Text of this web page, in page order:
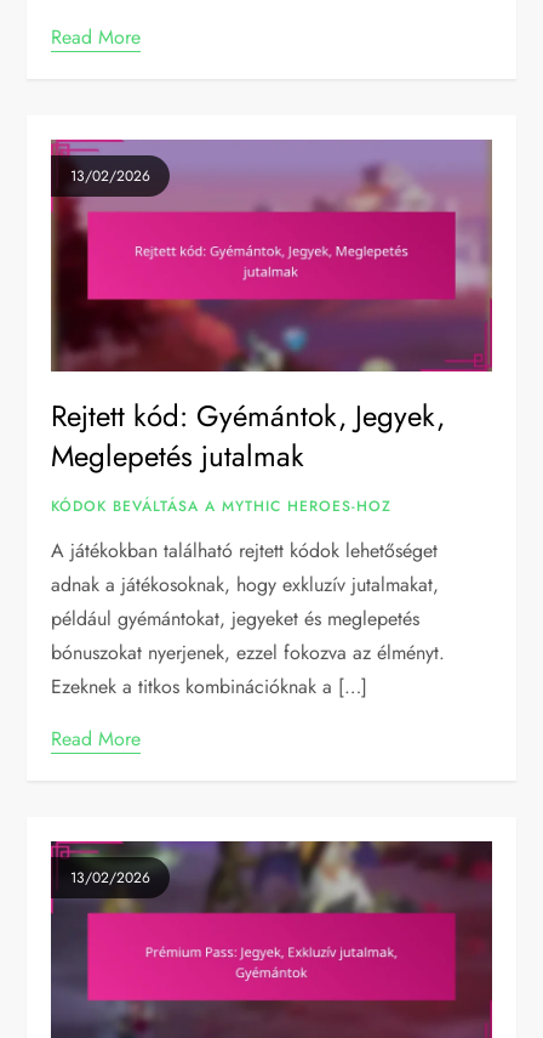
Read More
13/02/2026
Rejtett kód: Gyémántok, Jegyek,
Meglepetés jutalmak
KÓDOK BEVÁLTÁSA A MYTHIC HEROES-HOZ
A játékokban található rejtett kódok lehetőséget
adnak a játékosoknak, hogy exkluzív jutalmakat,
például gyémántokat, jegyeket és meglepetés
bónuszokat nyerjenek, ezzel fokozva az élményt.
Ezeknek a titkos kombinációknak a […]
Read More
13/02/2026